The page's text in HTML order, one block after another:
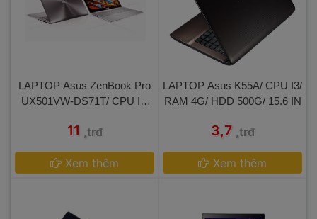
LAPTOP Asus ZenBook Pro
UX501VW-DS71T/ CPU I7/
IN
11 ,trđ
Xem thêm
LAPTOP Asus K55A/ CPU I3/
RAM 4G/ HDD 500G/ 15.6 IN
3,7 ,trđ
Xem thêm